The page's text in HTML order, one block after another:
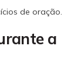
de oração.
a